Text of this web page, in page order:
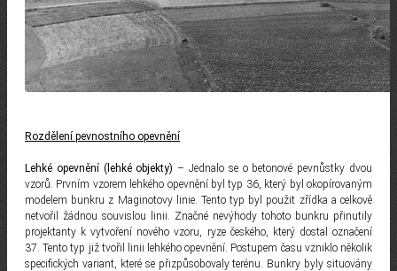
Rozdělení pevnostního opevnění
Lehké opevnění (lehké objekty) – Jednalo se o betonové pevnůstky dvou
vzorů. Prvním vzorem lehkého opevnění byl typ 36, který byl okopírovaným
modelem bunkru z Maginotovy linie. Tento typ byl použit zřídka a celkově
netvořil žádnou souvislou linii. Značné nevýhody tohoto bunkru přinutily
projektanty k vytvoření nového vzoru, ryze českého, který dostal označení
37. Tento typ již tvořil linii lehkého opevnění. Postupem času vzniklo několik
specifických variant, které se přizpůsobovaly terénu. Bunkry byly situovány